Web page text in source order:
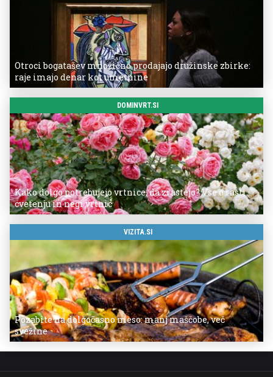
Otroci bogatašev množično prodajajo družinske zbirke:
raje imajo denar kot umetnine
DOMINVRT.SI
Kako dolgo potrebujejo vrtnice, da zrastejo? Vse o rasti,
cvetenju in negi vrtnic
VIZITA.SI
Pozabite na dolgočasno meso: manj maščobe, več
svežine